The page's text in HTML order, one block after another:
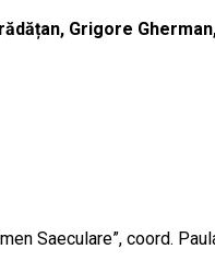
Grigore
Saeculare”, coord.